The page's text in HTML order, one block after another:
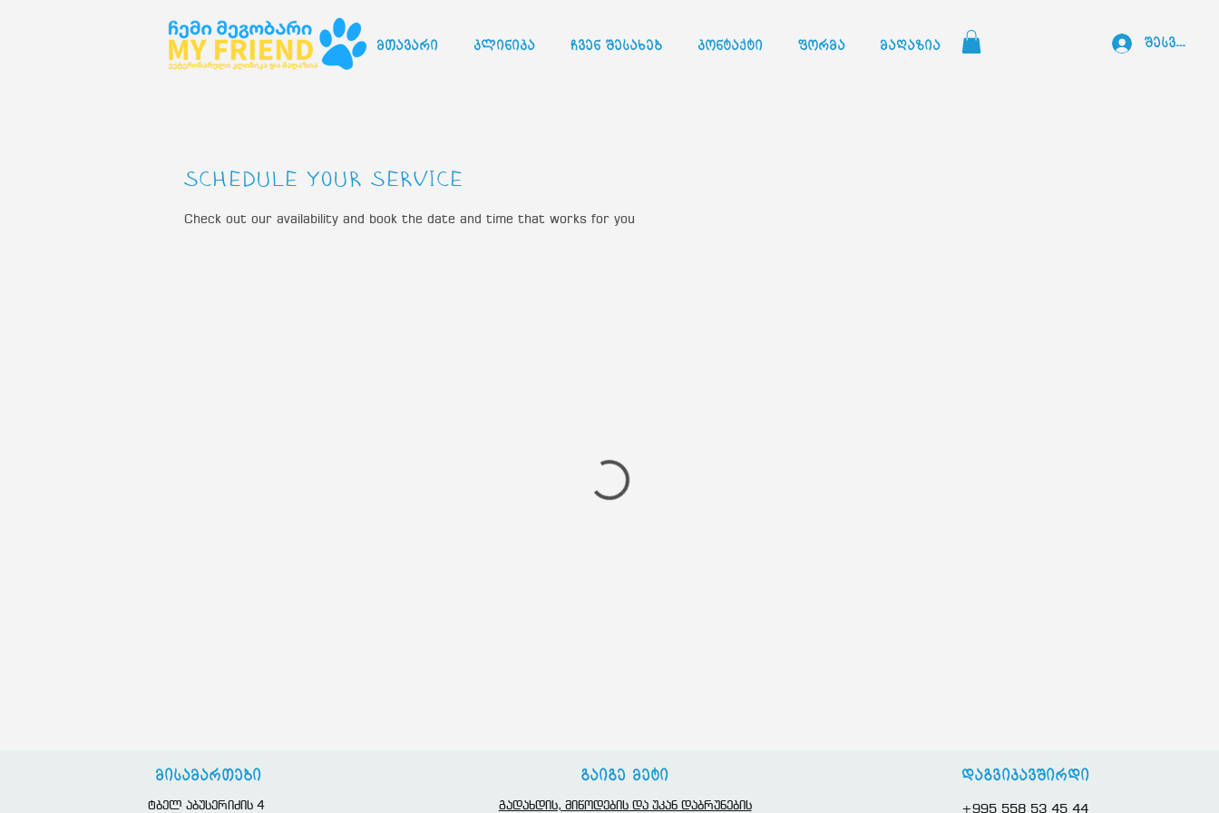
მთავარი კლინიკა ჩვენ შესახებ კონტაქტი ფორმა მაღაზია შესვლა
Schedule your service
Check out our availability and book the date and time that works for you
მისამართები
ტბელ აბუსერიძის 4
გაიგე მეტი
გადახდის, მიწოდების და უკან დაბრუნების
დაგვიკავშირდი
+995 558 53 45 44